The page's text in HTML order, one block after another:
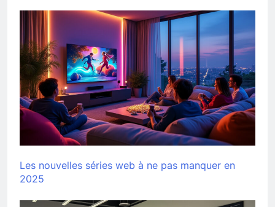
Les nouvelles séries web à ne pas manquer en
2025